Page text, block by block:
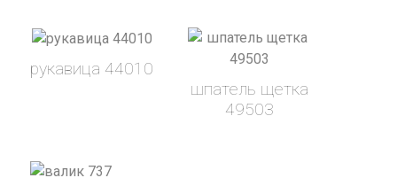
o
i
рукавица 44010
шпатель щетка
49503